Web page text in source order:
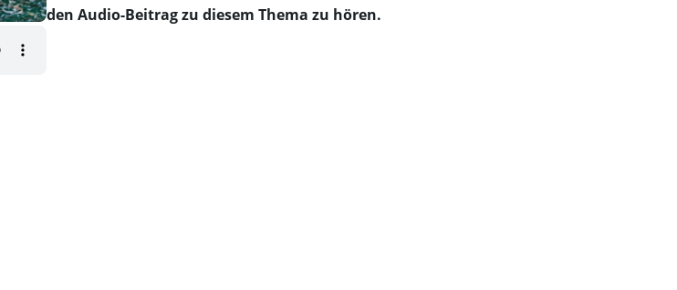
den Audio-Beitrag zu diesem Thema zu hören.